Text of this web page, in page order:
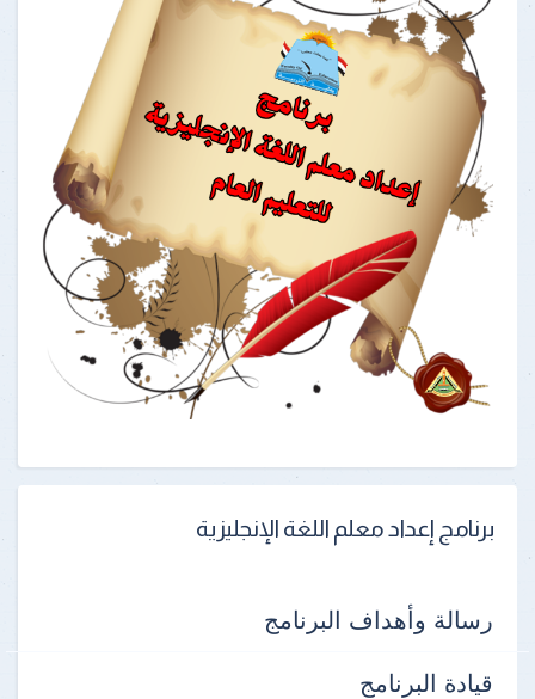
برنامج إعداد معلم اللغة الإنجليزية
رسالة وأهداف البرنامج
قيادة البرنامج